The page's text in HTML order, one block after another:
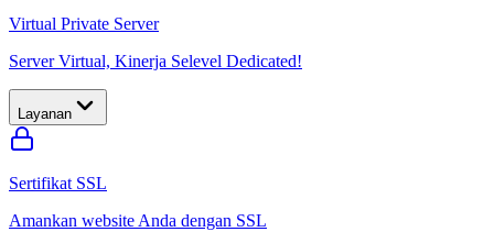
Virtual Private Server
Server Virtual, Kinerja Selevel Dedicated!
Layanan
Sertifikat SSL
Amankan website Anda dengan SSL